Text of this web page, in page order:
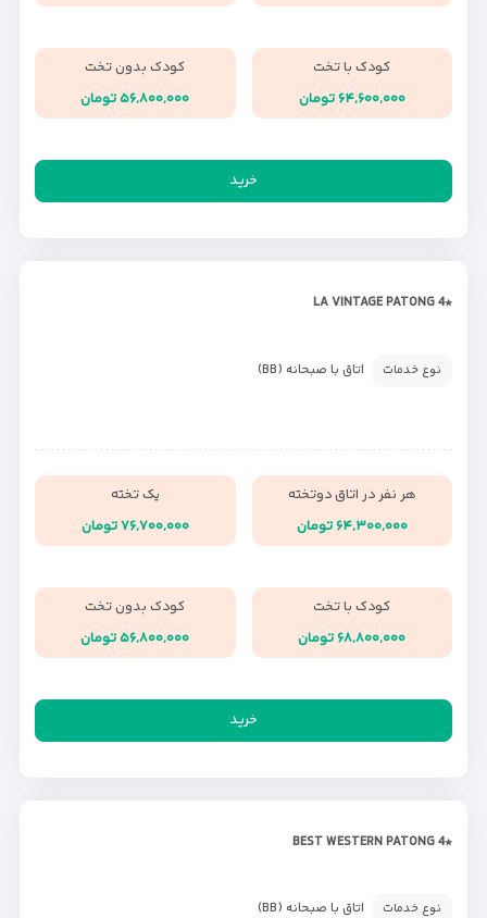
کودک با تخت
۶۴,۶۰۰,۰۰۰ تومان
کودک بدون تخت
۵۶,۸۰۰,۰۰۰ تومان
خرید
*LA VINTAGE PATONG 4
نوع خدمات اتاق با صبحانه (BB)
هر نفر در اتاق دوتخته
۶۴,۳۰۰,۰۰۰ تومان
یک تخته
۷۶,۷۰۰,۰۰۰ تومان
کودک با تخت
۶۸,۸۰۰,۰۰۰ تومان
کودک بدون تخت
۵۶,۸۰۰,۰۰۰ تومان
خرید
*BEST WESTERN PATONG 4
نوع خدمات اتاق با صبحانه (BB)